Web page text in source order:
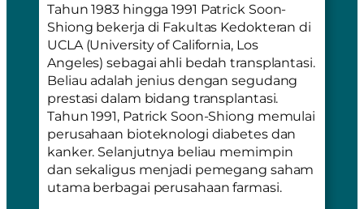
Tahun 1983 hingga 1991 Patrick Soon-
Shiong bekerja di Fakultas Kedokteran di
UCLA (University of California, Los
Angeles) sebagai ahli bedah transplantasi.
Beliau adalah jenius dengan segudang
prestasi dalam bidang transplantasi.
Tahun 1991, Patrick Soon-Shiong memulai
perusahaan bioteknologi diabetes dan
kanker. Selanjutnya beliau memimpin
dan sekaligus menjadi pemegang saham
utama berbagai perusahaan farmasi.